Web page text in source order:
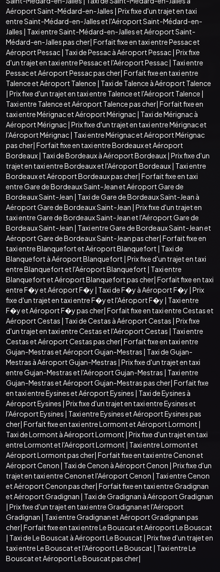
Aéroport Saint-Médard-en-Jalles | Prix fixe d'un trajet en taxi
entre Saint-Médard-en-Jalles et l'Aéroport Saint-Médard-en-
Jalles | Taxi entre Saint-Médard-en-Jalles et Aéroport Saint-
Médard-en-Jalles pas cher| Forfait fixe en taxi entre Pessac et
Aéroport Pessac| Taxi de Pessac à Aéroport Pessac| Prix fixe
d'un trajet en taxi entre Pessac et l'Aéroport Pessac| Taxi entre
Pessac et Aéroport Pessac pas cher| Forfait fixe en taxi entre
Talence et Aéroport Talence | Taxi de Talence à Aéroport Talence
| Prix fixe d'un trajet en taxi entre Talence et l'Aéroport Talence |
Taxi entre Talence et Aéroport Talence pas cher| Forfait fixe en
taxi entre Mérignac et Aéroport Mérignac| Taxi de Mérignac à
Aéroport Mérignac| Prix fixe d'un trajet en taxi entre Mérignac et
l'Aéroport Mérignac| Taxi entre Mérignac et Aéroport Mérignac
pas cher| Forfait fixe en taxi entre Bordeaux et Aéroport
Bordeaux| Taxi de Bordeaux à Aéroport Bordeaux| Prix fixe d'un
trajet en taxi entre Bordeaux et l'Aéroport Bordeaux| Taxi entre
Bordeaux et Aéroport Bordeaux pas cher| Forfait fixe en taxi
entre Gare de Bordeaux Saint-Jean et Aéroport Gare de
Bordeaux Saint-Jean | Taxi de Gare de Bordeaux Saint-Jean à
Aéroport Gare de Bordeaux Saint-Jean | Prix fixe d'un trajet en
taxi entre Gare de Bordeaux Saint-Jean et l'Aéroport Gare de
Bordeaux Saint-Jean | Taxi entre Gare de Bordeaux Saint-Jean et
Aéroport Gare de Bordeaux Saint-Jean pas cher| Forfait fixe en
taxi entre Blanquefort et Aéroport Blanquefort | Taxi de
Blanquefort à Aéroport Blanquefort | Prix fixe d'un trajet en taxi
entre Blanquefort et l'Aéroport Blanquefort | Taxi entre
Blanquefort et Aéroport Blanquefort pas cher| Forfait fixe en taxi
entre F�y et Aéroport F�y | Taxi de F�y à Aéroport F�y | Prix
fixe d'un trajet en taxi entre F�y et l'Aéroport F�y | Taxi entre
F�y et Aéroport F�y pas cher| Forfait fixe en taxi entre Cestas et
Aéroport Cestas | Taxi de Cestas à Aéroport Cestas | Prix fixe
d'un trajet en taxi entre Cestas et l'Aéroport Cestas | Taxi entre
Cestas et Aéroport Cestas pas cher| Forfait fixe en taxi entre
Gujan-Mestras et Aéroport Gujan-Mestras | Taxi de Gujan-
Mestras à Aéroport Gujan-Mestras | Prix fixe d'un trajet en taxi
entre Gujan-Mestras et l'Aéroport Gujan-Mestras | Taxi entre
Gujan-Mestras et Aéroport Gujan-Mestras pas cher| Forfait fixe
en taxi entre Eysines et Aéroport Eysines | Taxi de Eysines à
Aéroport Eysines | Prix fixe d'un trajet en taxi entre Eysines et
l'Aéroport Eysines | Taxi entre Eysines et Aéroport Eysines pas
cher| Forfait fixe en taxi entre Lormont et Aéroport Lormont |
Taxi de Lormont à Aéroport Lormont | Prix fixe d'un trajet en taxi
entre Lormont et l'Aéroport Lormont | Taxi entre Lormont et
Aéroport Lormont pas cher| Forfait fixe en taxi entre Cenon et
Aéroport Cenon | Taxi de Cenon à Aéroport Cenon | Prix fixe d'un
trajet en taxi entre Cenon et l'Aéroport Cenon | Taxi entre Cenon
et Aéroport Cenon pas cher| Forfait fixe en taxi entre Gradignan
et Aéroport Gradignan | Taxi de Gradignan à Aéroport Gradignan
| Prix fixe d'un trajet en taxi entre Gradignan et l'Aéroport
Gradignan | Taxi entre Gradignan et Aéroport Gradignan pas
cher| Forfait fixe en taxi entre Le Bouscat et Aéroport Le Bouscat
| Taxi de Le Bouscat à Aéroport Le Bouscat | Prix fixe d'un trajet en
taxi entre Le Bouscat et l'Aéroport Le Bouscat | Taxi entre Le
Bouscat et Aéroport Le Bouscat pas cher|